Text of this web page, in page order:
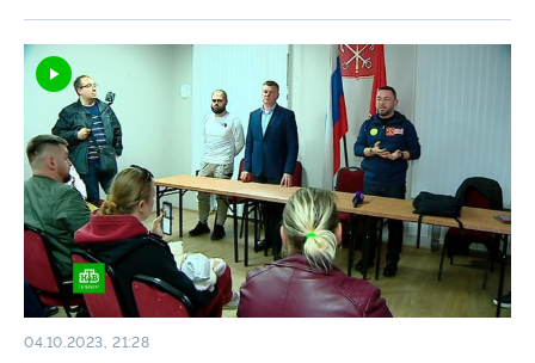
04.10.2023, 21:28